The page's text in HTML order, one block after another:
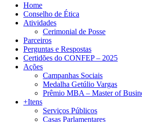
Home
Conselho de Ética
Atividades
Cerimonial de Posse
Parceiros
Perguntas e Respostas
Certidões do CONFEP – 2025
Ações
Campanhas Sociais
Medalha Getúlio Vargas
Prêmio MBA – Master of
+Itens
Serviços Públicos
Casas Parlamentares